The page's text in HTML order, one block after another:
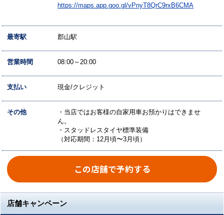
https://maps.app.goo.gl/vPnyT8QrC9rxB6CMA
最寄駅 郡山駅
営業時間 08:00～20:00
支払い 現金/クレジット
その他
・当店ではお客様の自家用車お預かりはできませ
ん。
・スタッドレスタイヤ標準装備
（対応期間：12月頃〜3月頃）
この店舗で予約する
店舗キャンペーン